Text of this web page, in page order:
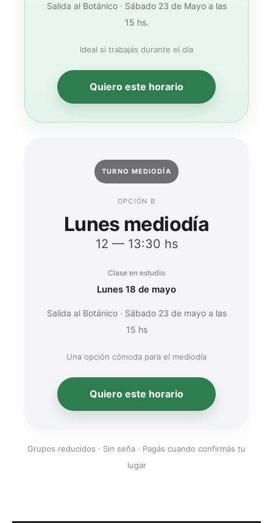
Salida al Botánico · Sábado 23 de Mayo a las
15 hs.
Ideal si trabajás durante el día
Quiero este horario
TURNO MEDIODÍA
OPCIÓN B
Lunes mediodía
12 — 13:30 hs
Clase en estudio
Lunes 18 de mayo
Salida al Botánico · Sábado 23 de mayo a las
15 hs
Una opción cómoda para el mediodía
Quiero este horario
Grupos reducidos · Sin seña · Pagás cuando confirmás tu
lugar